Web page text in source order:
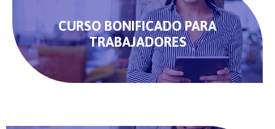
CURSO BONIFICADO PARA
TRABAJADORES